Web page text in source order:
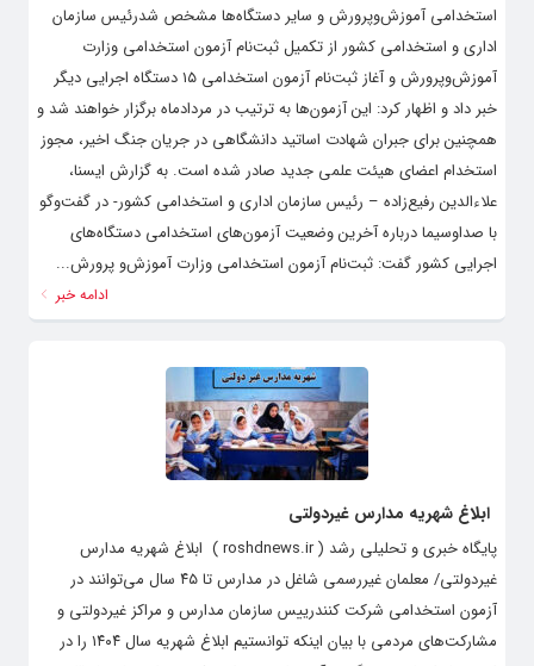
استخدامی آموزش‌وپرورش و سایر دستگاه‌ها مشخص شدرئیس سازمان
اداری و استخدامی کشور از تکمیل ثبت‌نام آزمون استخدامی وزارت
آموزش‌وپرورش و آغاز ثبت‌نام آزمون استخدامی ۱۵ دستگاه اجرایی دیگر
خبر داد و اظهار کرد: این آزمون‌ها به ترتیب در مردادماه برگزار خواهند شد و
همچنین برای جبران شهادت اساتید دانشگاهی در جریان جنگ اخیر، مجوز
استخدام اعضای هیئت علمی جدید صادر شده است. به گزارش ایسنا،
علاءالدین رفیع‌زاده – رئیس سازمان اداری و استخدامی کشور- در گفت‌وگو
با صداوسیما درباره آخرین وضعیت آزمون‌های استخدامی دستگاه‌های
اجرایی کشور گفت: ثبت‌نام آزمون استخدامی وزارت آموزش‌و پرورش...
ادامه خبر
ابلاغ شهریه مدارس غیردولتی
پایگاه خبری و تحلیلی رشد ( roshdnews.ir ) ابلاغ شهریه مدارس
غیردولتی/ معلمان غیررسمی شاغل در مدارس تا ۴۵ سال می‌توانند در
آزمون استخدامی شرکت کنندرییس سازمان مدارس و مراکز غیردولتی و
مشارکت‌های مردمی با بیان اینکه توانستیم ابلاغ شهریه سال ۱۴۰۴ را در